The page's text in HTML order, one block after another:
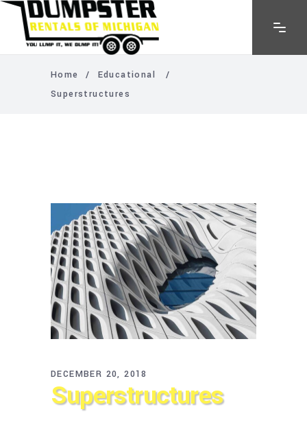
Home / Educational
/
Superstructures
DECEMBER 20, 2018
Superstructures